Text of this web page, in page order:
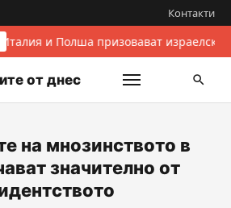
Контакти
Италия и Полша призовават
от днес
на мнозинството в
значително от